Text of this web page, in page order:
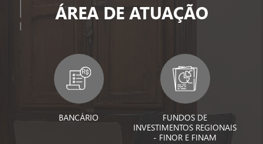
ÁREA DE ATUAÇÃO
BANCÁRIO
FUNDOS DE
INVESTIMENTOS REGIONAIS
- FINOR E FINAM